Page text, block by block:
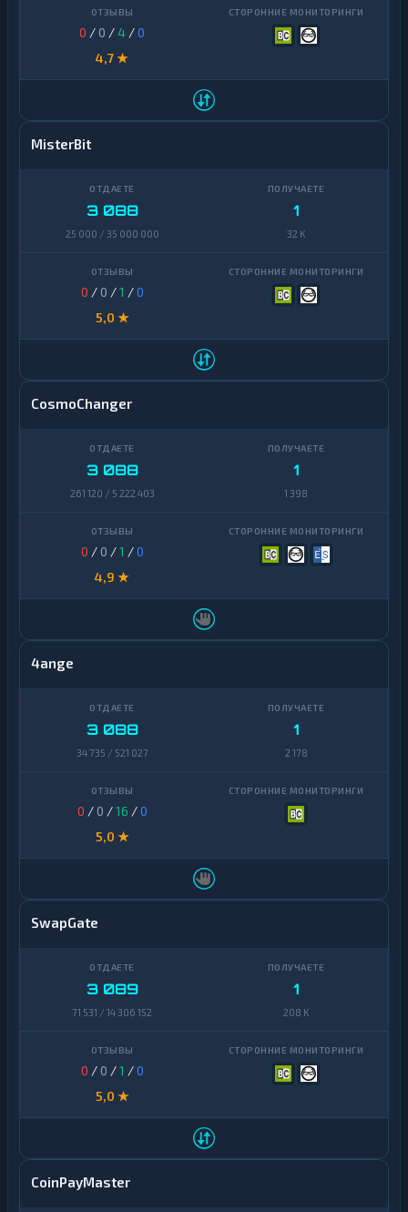
0 / 0 / 4 /0
4,7 ★
MisterBit
3 088
25 000 / 35 000 000
1
32 K
0 / 0 /1 /0
5,0 ★
CosmoChanger
3 088
261 120 / 5 222 403
1
1 398
0 / 0 /1 /0
4,9 ★
4ange
3 088
34 735 / 521 027
1
2 178
0 / 0 /16 /0
5,0 ★
SwapGate
3 089
71 531 / 14 306 152
1
208 K
0 / 0 /1 /0
5,0 ★
CoinPayMaster